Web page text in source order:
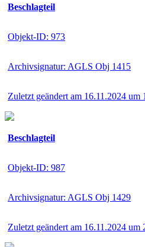
Beschlagteil
Objekt-ID: 973
Archivsignatur: AGLS Obj 1415
Zuletzt geändert am 16.11.2024 um
Beschlagteil
Objekt-ID: 987
Archivsignatur: AGLS Obj 1429
Zuletzt geändert am 16.11.2024 um